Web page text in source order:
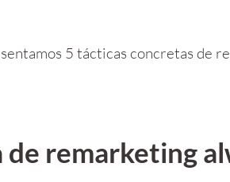
5 tácticas concretas de
de remarketing